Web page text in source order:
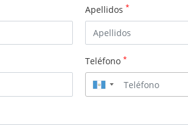
Apellidos *
Teléfono *
▼